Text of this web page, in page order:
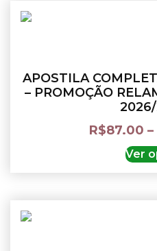
APOSTILA
– PROMOÇÃO
R$87.00 –
Ver